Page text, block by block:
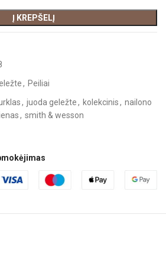
Į KREPŠELĮ
, Peiliai
, juoda geležte, kolekcinis, nailono
, smith & wesson